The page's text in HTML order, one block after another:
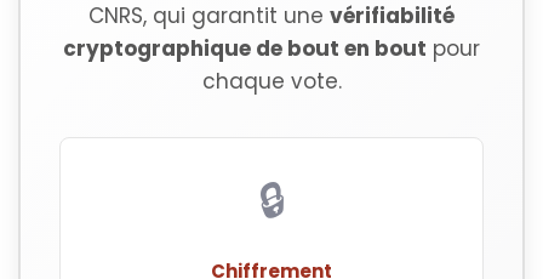
CNRS, qui garantit une vérifiabilité
cryptographique de bout en bout pour
chaque vote.
🔒
Chiffrement